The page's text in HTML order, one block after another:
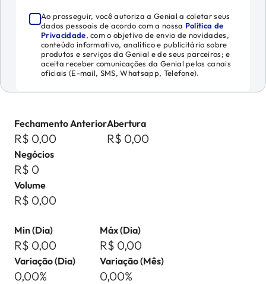
Ao prosseguir, você autoriza a Genial a coletar seus
dados pessoais de acordo com a nossa Política de
Privacidade, com o objetivo de envio de novidades,
conteúdo informativo, analítico e publicitário sobre
produtos e serviços da Genial e de seus parceiros; e
aceita receber comunicações da Genial pelos canais
oficiais (E-mail, SMS, Whatsapp, Telefone).
Fechamento Anterior
R$ 0,00
Abertura
R$ 0,00
Negócios
R$ 0
Volume
R$ 0,00
Min (Dia)
R$ 0,00
Máx (Dia)
R$ 0,00
Variação (Dia)
0,00%
Variação (Mês)
0,00%